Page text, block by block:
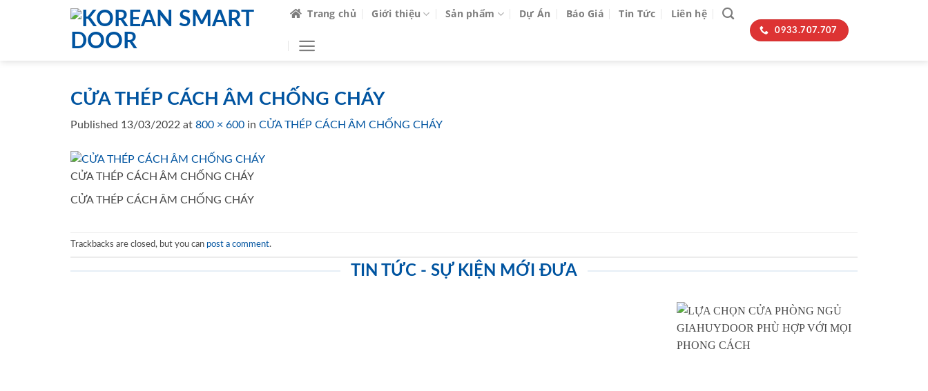
Trang chủ Giới thiệu Sản phẩm Dự Án Báo Giá Tin Tức Liên hệ
0933.707.707
CỬA THÉP CÁCH ÂM CHỐNG CHÁY
Published 13/03/2022 at 800 × 600 in CỬA THÉP CÁCH ÂM CHỐNG CHÁY
CỬA THÉP CÁCH ÂM CHỐNG CHÁY
CỬA THÉP CÁCH ÂM CHỐNG CHÁY
Trackbacks are closed, but you can post a comment.
TIN TỨC - SỰ KIỆN MỚI ĐƯA